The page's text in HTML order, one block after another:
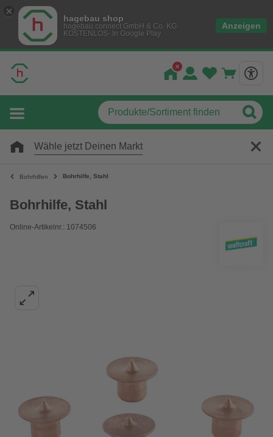
hagebau shop
hagebau connect GmbH & Co. KG
KOSTENLOS- In Google Play
Anzeigen
Wähle jetzt Deinen Markt
Bohrhilfen Bohrhilfe, Stahl
Bohrhilfe, Stahl
Online-Artikelnr.: 1074506